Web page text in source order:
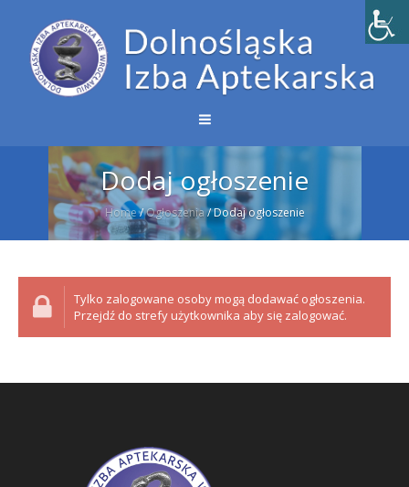
Dodaj ogłoszenie
Home/Ogłoszenia/Dodaj ogłoszenie
Tylko zalogowane osoby mogą dodawać ogłoszenia.
Przejdź do strefy użytkownika aby się zalogować.